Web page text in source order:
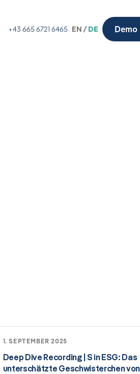
+43 665 6721 6465 EN / DE Demo
1. SEPTEMBER 2025
Deep Dive Recording | S in ESG: Das
unterschätzte Geschwisterchen